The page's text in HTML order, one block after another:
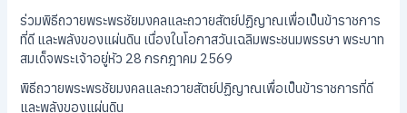
ร่วมพิธีถวายพระพรชัยมงคลและถวายสัตย์ปฏิญาณเพื่อเป็นข้าราชการ
ที่ดี และพลังของแผ่นดิน เนื่องในโอกาสวันเฉลิมพระชนมพรรษา พระบาท
สมเด็จพระเจ้าอยู่หัว 28 กรกฎาคม 2569
พิธีถวายพระพรชัยมงคลและถวายสัตย์ปฏิญาณเพื่อเป็นข้าราชการที่ดี
และพลังของแผ่นดิน